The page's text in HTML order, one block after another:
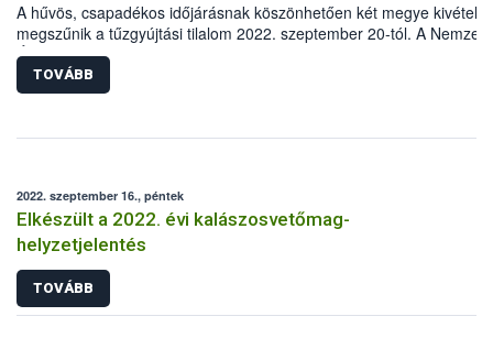
A hűvös, csapadékos időjárásnak köszönhetően két megye
megszűnik a tűzgyújtási tilalom 2022. szeptember 20-tól. A Nemzeti
Élelmiszerlánc-biztonsági Hivatal (Nébih) felhívja a lakosság
hogy legyenek fokozottan körültekintőek, Magyarországon ugyanis
erdőtüzek 99 százalékát emberi mulasztás okozza.
TOVÁBB
2022. szeptember 16., péntek
Elkészült a 2022. évi kalászosvetőmag-
helyzetjelentés
TOVÁBB